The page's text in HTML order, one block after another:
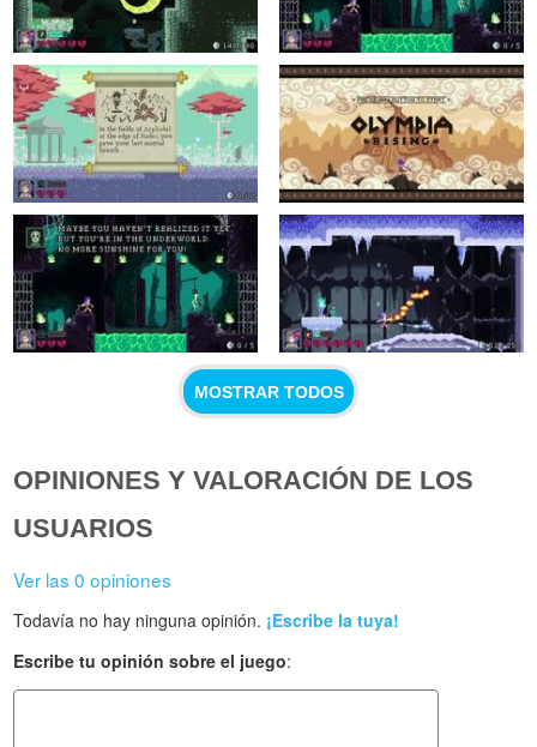
MOSTRAR TODOS
OPINIONES Y VALORACIÓN DE LOS
USUARIOS
Ver las 0 opiniones
Todavía no hay ninguna opinión. ¡Escribe la tuya!
Escribe tu opinión sobre el juego: